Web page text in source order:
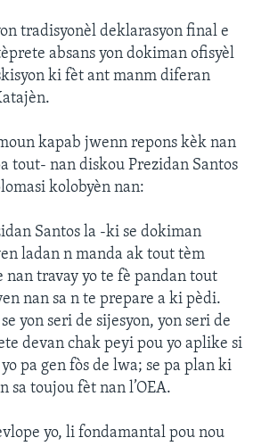
tradisyonèl deklarasyon final e
absans yon dokiman ofisyèl
ki fèt ant manm diferan
kapab jwenn repons kèk nan
tout- nan diskou Prezidan Santos
kolobyèn nan:
Santos la -ki se dokiman
ladan n manda ak tout tèm
nan travay yo te fè pandan tout
nan sa n te prepare a ki pèdi.
yon seri de sijesyon, yon seri de
devan chak peyi pou yo aplike si
pa gen fòs de lwa; se pa plan ki
sa toujou fèt nan l’OEA.
yo, li fondamantal pou nou